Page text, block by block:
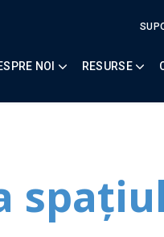
NOI RESURSE